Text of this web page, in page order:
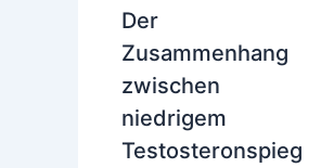
Der
Zusammenhang
zwischen
niedrigem
Testosteronspieg